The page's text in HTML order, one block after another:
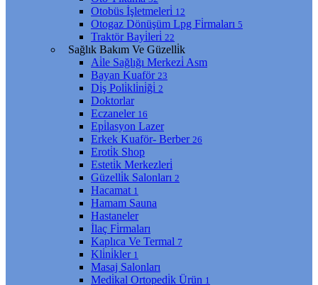
Otobüs İşletmeleri̇ 12
Otogaz Dönüşüm Lpg Fi̇rmaları 5
Traktör Bayi̇leri̇ 22
Sağlık Bakım Ve Güzelli̇k
Ai̇le Sağlığı Merkezi̇ Asm
Bayan Kuaför 23
Di̇ş Poli̇kli̇ni̇ği̇ 2
Doktorlar
Eczaneler 16
Epi̇lasyon Lazer
Erkek Kuaför- Berber 26
Eroti̇k Shop
Esteti̇k Merkezleri̇
Güzelli̇k Salonları 2
Hacamat 1
Hamam Sauna
Hastaneler
İlaç Fi̇rmaları
Kaplıca Ve Termal 7
Kli̇ni̇kler 1
Masaj Salonları
Medi̇kal Ortopedi̇k Ürün 1